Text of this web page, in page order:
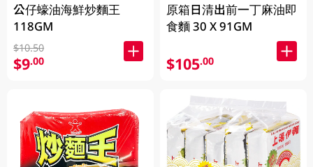
公仔蠔油海鮮炒麵王
118GM
$10.50
$9.00
原箱日清出前一丁麻油即
食麵 30 X 91GM
$105.00